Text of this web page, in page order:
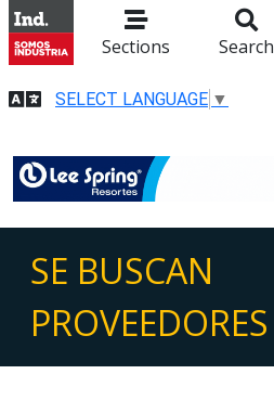
Sections Search
SELECT LANGUAGE ▼
SE BUSCAN
PROVEEDORES